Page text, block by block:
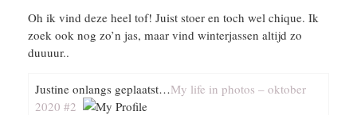
Oh ik vind deze heel tof! Juist stoer en toch wel chique. Ik
zoek ook nog zo’n jas, maar vind winterjassen altijd zo
duuuur..
Justine onlangs geplaatst…My life in photos – oktober
2020 #2